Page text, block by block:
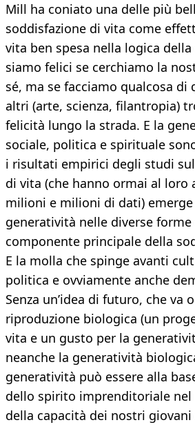
Mill ha coniato una delle più
soddisfazione di vita come
vita ben spesa nella logica
siamo felici se cerchiamo la
sé, ma se facciamo qualcosa
altri (arte, scienza, filantropia)
felicità lungo la strada. E la
sociale, politica e spirituale
i risultati empirici degli studi
di vita (che hanno ormai al loro
milioni e milioni di dati) emerge
generatività nelle diverse forme
componente principale della
E la molla che spinge avanti
politica e ovviamente anche
Senza un’idea di futuro, che va
riproduzione biologica (un
vita e un gusto per la
neanche la generatività
generatività può essere alla
dello spirito imprenditoriale nel
della capacità dei nostri